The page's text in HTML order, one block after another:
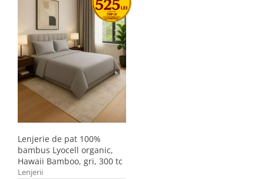
Lenjerie de pat 100%
bambus Lyocell organic,
Hawaii Bamboo, gri, 300 tc
Lenjerii